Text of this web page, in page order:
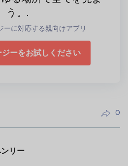
う。.
ーに対応する親向けアプリ
ーをお試しください
0
リー